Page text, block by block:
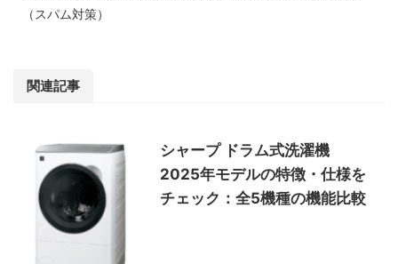
（スパム対策）
関連記事
シャープ ドラム式洗濯機
2025年モデルの特徴・仕様を
チェック：全5機種の機能比較